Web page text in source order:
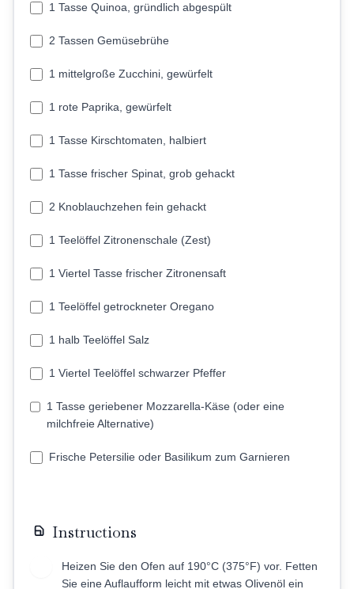
1 Tasse Quinoa, gründlich abgespült
2 Tassen Gemüsebrühe
1 mittelgroße Zucchini, gewürfelt
1 rote Paprika, gewürfelt
1 Tasse Kirschtomaten, halbiert
1 Tasse frischer Spinat, grob gehackt
2 Knoblauchzehen fein gehackt
1 Teelöffel Zitronenschale (Zest)
1 Viertel Tasse frischer Zitronensaft
1 Teelöffel getrockneter Oregano
1 halb Teelöffel Salz
1 Viertel Teelöffel schwarzer Pfeffer
1 Tasse geriebener Mozzarella-Käse (oder eine
milchfreie Alternative)
Frische Petersilie oder Basilikum zum Garnieren
Instructions
Heizen Sie den Ofen auf 190°C (375°F) vor. Fetten
Sie eine Auflaufform leicht mit etwas Olivenöl ein